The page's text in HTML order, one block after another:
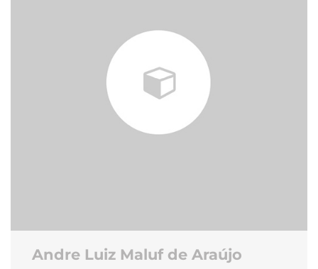
Andre Luiz Maluf de Araújo